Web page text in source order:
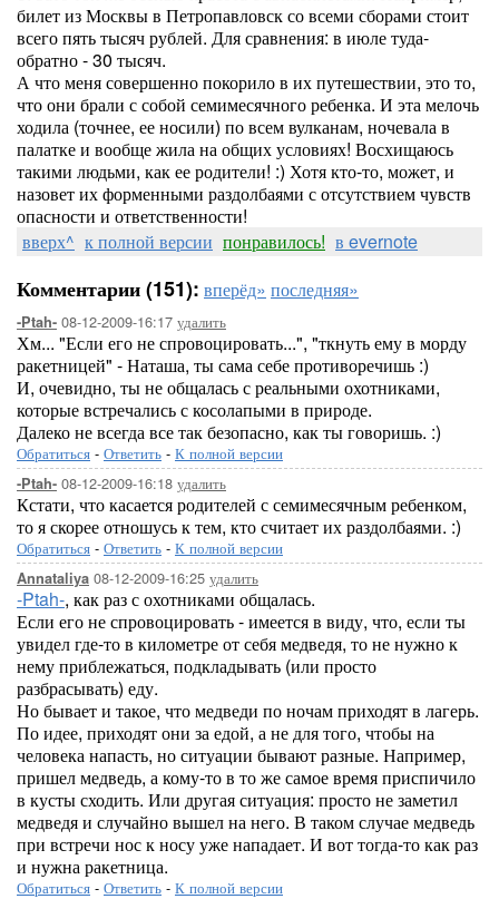
билет из Москвы в Петропавловск со всеми сборами стоит
всего пять тысяч рублей. Для сравнения: в июле туда-
обратно - 30 тысяч.
А что меня совершенно покорило в их путешествии, это то,
что они брали с собой семимесячного ребенка. И эта мелочь
ходила (точнее, ее носили) по всем вулканам, ночевала в
палатке и вообще жила на общих условиях! Восхищаюсь
такими людьми, как ее родители! :) Хотя кто-то, может, и
назовет их форменными раздолбаями с отсутствием чувств
опасности и ответственности!
вверх^ к полной версии понравилось! в evernote
Комментарии (151): вперёд» последняя»
-Ptah- 08-12-2009-16:17 удалить
Хм... "Если его не спровоцировать...", "ткнуть ему в морду
ракетницей" - Наташа, ты сама себе противоречишь :)
И, очевидно, ты не общалась с реальными охотниками,
которые встречались с косолапыми в природе.
Далеко не всегда все так безопасно, как ты говоришь. :)
Обратиться - Ответить - К полной версии
-Ptah- 08-12-2009-16:18 удалить
Кстати, что касается родителей с семимесячным ребенком,
то я скорее отношусь к тем, кто считает их раздолбаями. :)
Обратиться - Ответить - К полной версии
Annataliya 08-12-2009-16:25 удалить
-Ptah-, как раз с охотниками общалась.
Если его не спровоцировать - имеется в виду, что, если ты
увидел где-то в километре от себя медведя, то не нужно к
нему приблежаться, подкладывать (или просто
разбрасывать) еду.
Но бывает и такое, что медведи по ночам приходят в лагерь.
По идее, приходят они за едой, а не для того, чтобы на
человека напасть, но ситуации бывают разные. Например,
пришел медведь, а кому-то в то же самое время приспичило
в кусты сходить. Или другая ситуация: просто не заметил
медведя и случайно вышел на него. В таком случае медведь
при встречи нос к носу уже нападает. И вот тогда-то как раз
и нужна ракетница.
Обратиться - Ответить - К полной версии